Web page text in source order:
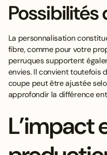
La personnalisation
fibre, comme pour votre
perruques supportent
envies. Il convient toutefois
coupe peut être ajustée
approfondir la différence
L’impact